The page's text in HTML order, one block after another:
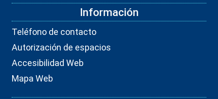
Información
Teléfono de contacto
Autorización de espacios
Accesibilidad Web
Mapa Web